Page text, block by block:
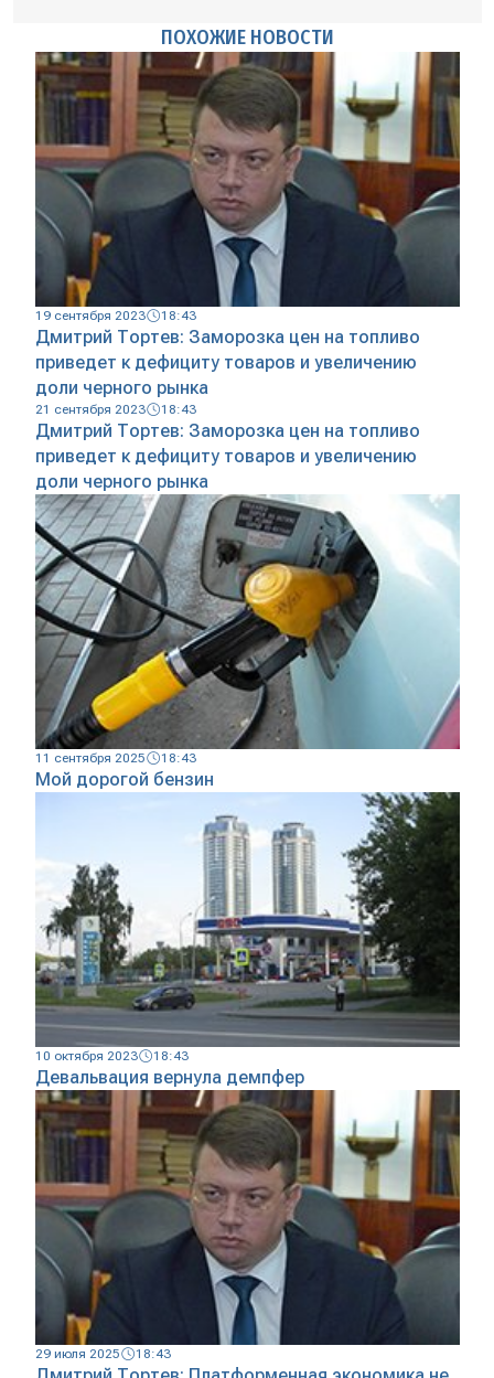
ПОХОЖИЕ НОВОСТИ
19 сентября 2023 18:43
Дмитрий Тортев: Заморозка цен на топливо
приведет к дефициту товаров и увеличению
доли черного рынка
21 сентября 2023 18:43
Дмитрий Тортев: Заморозка цен на топливо
приведет к дефициту товаров и увеличению
доли черного рынка
11 сентября 2025 18:43
Мой дорогой бензин
10 октября 2023 18:43
Девальвация вернула демпфер
29 июля 2025 18:43